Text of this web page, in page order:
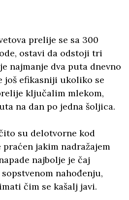
prelije se sa 300
ostavi da odstoji tri
najmanje dva puta dnevno
još efikasniji ukoliko se
ključalim mlekom,
na dan po jedna šoljica.
su delotvorne kod
jakim nadražajem
najbolje je čaj
nahođenju,
čim se kašalj javi.